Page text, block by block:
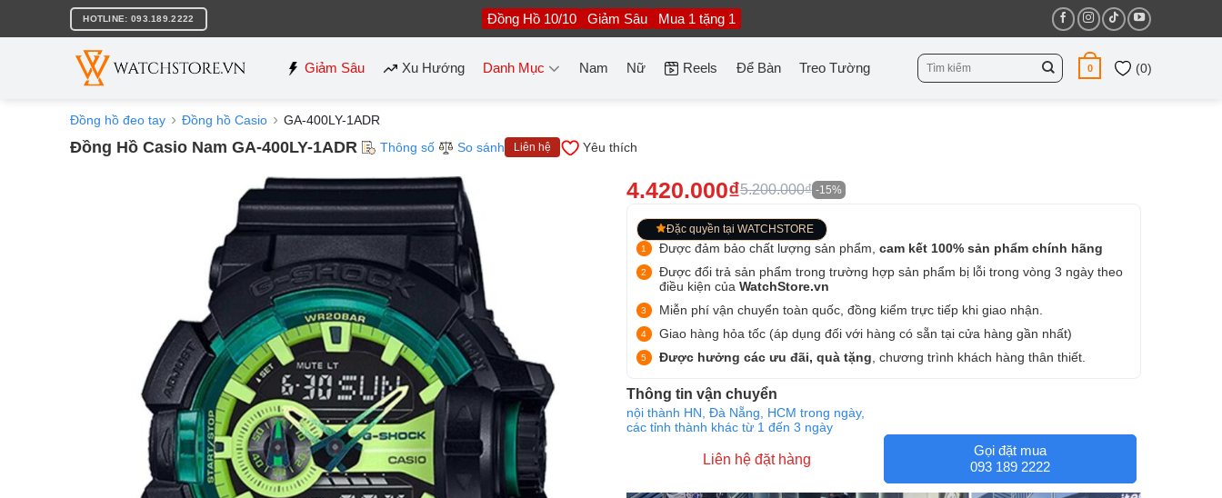
nội
HOTLINE: 093.189.2222 Đồng Hồ 10/10 Giảm Sâu Mua 1 tặng 1
Giảm Sâu Xu Hướng Danh Mục Nam Nữ Reels Để Bàn Treo Tường
Tìm
kiếm:
0 (0)
Đồng hồ đeo tay Đồng hồ Casio GA-400LY-1ADR
Đồng Hồ Casio Nam GA-400LY-1ADR Thông số So sánh Liên hệ Yêu thích
4.420.000₫5.200.000₫ -15%
Đặc quyền tại WATCHSTORE
Được đảm bảo chất lượng sản phẩm, cam kết 100% sản phẩm chính hãng
Được đổi trả sản phẩm trong trường hợp sản phẩm bị lỗi trong vòng 3 ngày theo
điều kiện của WatchStore.vn
Miễn phí vận chuyển toàn quốc, đồng kiểm trực tiếp khi giao nhận.
Giao hàng hỏa tốc (áp dụng đối với hàng có sẵn tại cửa hàng gần nhất)
Được hưởng các ưu đãi, quà tặng , chương trình khách hàng thân thiết.
Thông tin vận chuyển
nội thành HN, Đà Nẵng, HCM trong ngày,
các tỉnh thành khác từ 1 đến 3 ngày
Liên hệ đặt hàng
Gọi đặt mua
093 189 2222